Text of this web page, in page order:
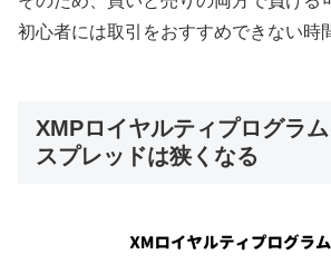
初心者には取引をおすすめできない時
XMPロイヤルティプログラ
スプレッドは狭くなる